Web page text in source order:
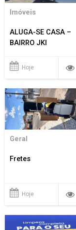
Imóveis
ALUGA-SE CASA –
BAIRRO JKI
Hoje
Geral
Fretes
Hoje